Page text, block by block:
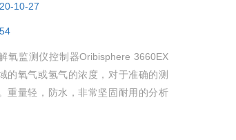
10-27
氧监测仪控制器Oribisphere 3660EX
的氧气或氢气的浓度，对于准确的测
重量轻，防水，非常坚固耐用的分析